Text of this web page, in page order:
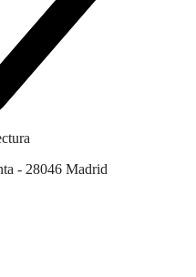
- 28046 Madrid